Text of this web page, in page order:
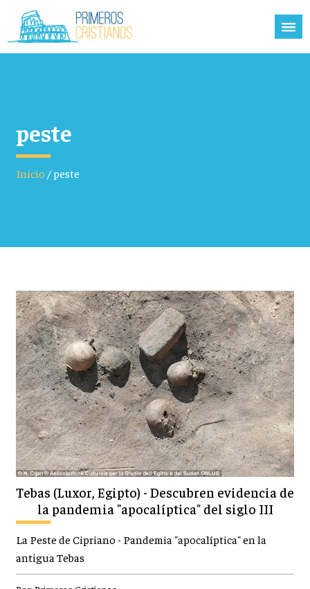
peste
Inicio/peste
Tebas (Luxor, Egipto) - Descubren evidencia de
la pandemia "apocalíptica" del siglo III
La Peste de Cipriano - Pandemia "apocalíptica" en la
antigua Tebas